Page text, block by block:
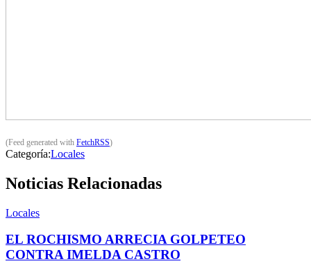
(Feed generated with FetchRSS)
Categoría:Locales
Noticias Relacionadas
Locales
EL ROCHISMO ARRECIA GOLPETEO
CONTRA IMELDA CASTRO